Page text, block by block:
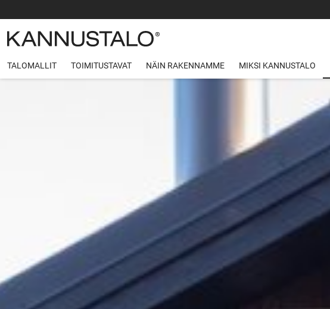
TALOMALLIT TOIMITUSTAVAT NÄIN RAKENNAMME MIKSI KANNUSTALO